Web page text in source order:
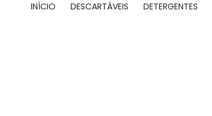
INÍCIO DESCARTÁVEIS DETERGENTES